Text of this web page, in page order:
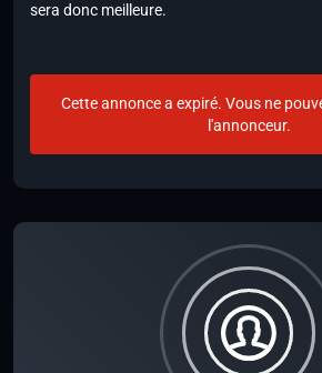
sera donc meilleure.
Cette annonce a expiré. Vous ne
l'annonceur.